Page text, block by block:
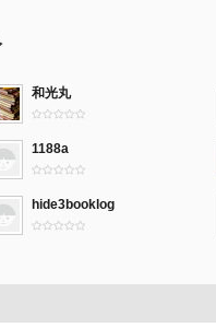
和光丸
1188a
hide3booklog